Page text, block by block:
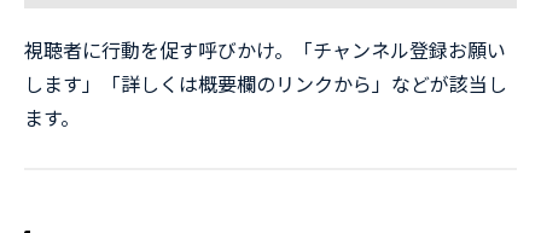
視聴者に行動を促す呼びかけ。「チャンネル登録お願い
します」「詳しくは概要欄のリンクから」などが該当し
ます。